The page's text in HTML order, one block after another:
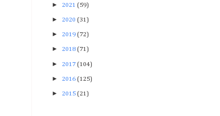
► 2021 (59)
► 2020 (31)
► 2019 (72)
► 2018 (71)
► 2017 (104)
► 2016 (125)
► 2015 (21)